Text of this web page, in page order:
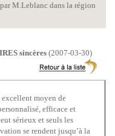
M.Leblanc dans la région
sincères (2007-03-30)
excellent moyen de
efficace et
sérieux et seuls les
se rendent jusqu’à la